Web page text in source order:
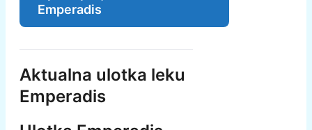
Emperadis
Aktualna ulotka leku
Emperadis